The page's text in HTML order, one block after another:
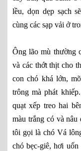
lều, dọn dẹp sạch
cùng các sạp vải ở
Ông lão mù thường
và các thớt thịt cho
con chó khá lớn,
trông mà phát
quạt xếp treo hai
màu trắng có và nâu
tôi gọi là chó Vá
chó bẹc-giê, hơi